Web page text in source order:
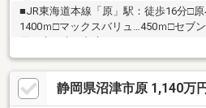
■JR東海道本線「原」駅：徒歩16分□
1400ｍ□マックスバリュ…450ｍ□セブ
道・本下水・都市ガス
静岡県沼津市原 1,140万